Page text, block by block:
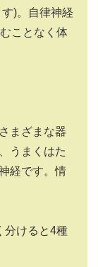
)。自律神経
ことなく体
まざまな器
うまくはた
経です。情
分けると4種